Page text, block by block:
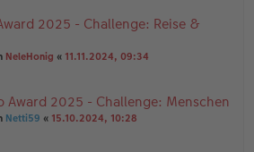
2025 - Challenge: Reise &
NeleHonig « 11.11.2024, 09:34
Award 2025 - Challenge: Menschen
Netti59 « 15.10.2024, 10:28